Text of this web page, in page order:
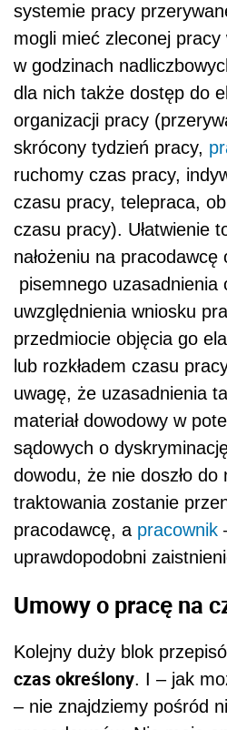
systemie pracy
mogli mieć zleconej
w godzinach
dla nich także dostęp do
organizacji pracy
skrócony tydzień pracy,
ruchomy czas pracy,
czasu pracy, telepraca,
czasu pracy). Ułatwienie
nałożeniu na pracodawcę
pisemnego uzasadnienia
uwzględnienia wniosku
przedmiocie objęcia go
lub rozkładem czasu
uwagę, że uzasadnienia
materiał dowodowy w
sądowych o
dowodu, że nie doszło do
traktowania zostanie
pracodawcę, a pracownik
uprawdopodobni
Umowy o pracę na
Kolejny duży blok
czas określony. I – jak
– nie znajdziemy pośród